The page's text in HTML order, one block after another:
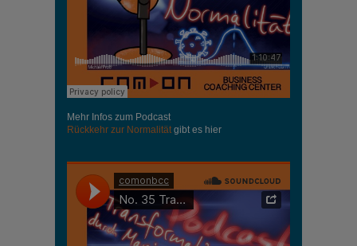
Mehr Infos zum Podcast
Rückkehr zur Normalitätgibt es hier